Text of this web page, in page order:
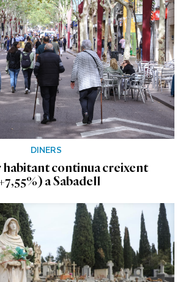
DINERS
habitant continua creixent
a Sabadell